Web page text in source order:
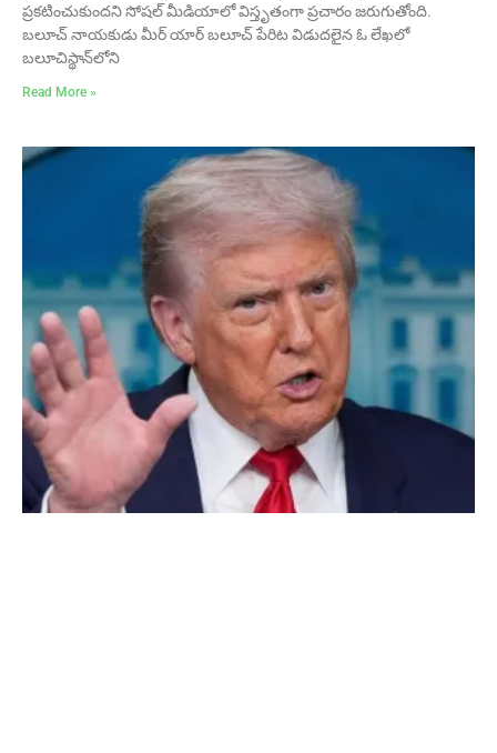
ప్రకటించుకుందని సోషల్ మీడియాలో విస్తృతంగా ప్రచారం జరుగుతోంది.
బలూచ్ నాయకుడు మీర్ యార్ బలూచ్ పేరిట విడుదలైన ఓ లేఖలో
బలూచిస్థాన్‌లోని
Read More »